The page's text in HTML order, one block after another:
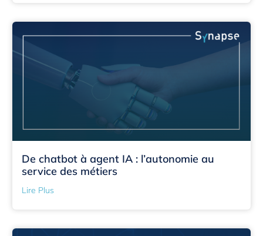
De chatbot à agent IA : l’autonomie au
service des métiers
Lire Plus